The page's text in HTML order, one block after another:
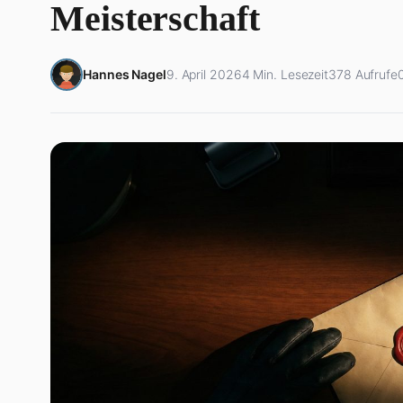
Meisterschaft
Hannes Nagel9. April 20264 Min. Lesezeit378 Aufrufe